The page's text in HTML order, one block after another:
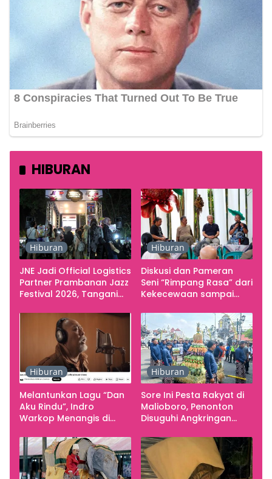
HIBURAN
Hiburan
JNE Jadi Official Logistics
Partner Prambanan Jazz
Festival 2026, Tangani
Kebutuhan Konser
Hiburan
Diskusi dan Pameran
Seni “Rimpang Rasa” dari
Kekecewaan sampai
Yogyakarta sebagai
Pusat Pergerakan Seni
Rupa Indonesia
Hiburan
Melantunkan Lagu “Dan
Aku Rindu”, Indro
Warkop Menangis di
Hiburan
Sore Ini Pesta Rakyat di
Malioboro, Penonton
Disuguhi Angkringan